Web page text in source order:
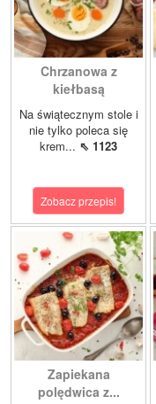
Chrzanowa z
kiełbasą
Na świątecznym stole i
nie tylko poleca się
krem... ⇖ 1123
Zobacz przepis!
Zapiekana
polędwica z...